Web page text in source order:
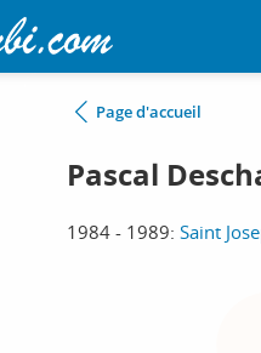
Page d'accueil
Pascal
1984 - 1989: Saint